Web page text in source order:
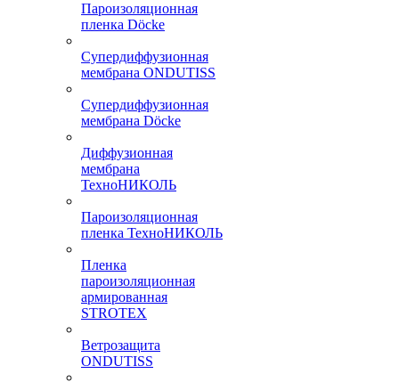
Пароизоляционная
пленка Döcke
Супердиффузионная
мембрана ONDUTISS
Супердиффузионная
мембрана Döcke
Диффузионная
мембрана
ТехноНИКОЛЬ
Пароизоляционная
пленка ТехноНИКОЛЬ
Пленка
пароизоляционная
армированная
STROTEX
Ветрозащита
ONDUTISS